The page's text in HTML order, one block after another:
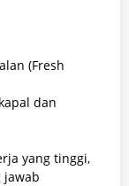
(Fresh
dan
yang tinggi,
jawab